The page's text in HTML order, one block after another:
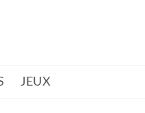
JEUX